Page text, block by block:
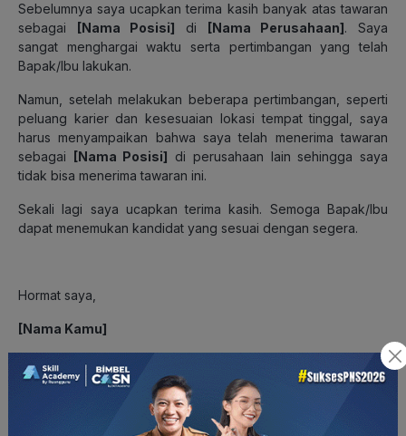
Sebelumnya saya ucapkan terima kasih banyak atas tawaran
sebagai
[Nama Posisi] di [Nama Perusahaan]. Saya
sangat menghargai waktu serta pertimbangan yang telah
Bapak/Ibu lakukan.
Namun, setelah melakukan beberapa pertimbangan, seperti
peluang karier dan kesesuaian lokasi tempat tinggal, saya
harus menyampaikan bahwa saya telah menerima tawaran
sebagai
[Nama Posisi] di perusahaan lain sehingga saya
tidak bisa menerima tawaran ini.
Sekali lagi saya ucapkan terima kasih. Semoga Bapak/Ibu
dapat menemukan kandidat yang sesuai dengan segera.
Hormat saya,
[Nama Kamu]
2. Contoh email penolakan pada saat kamu
sudah bekerja